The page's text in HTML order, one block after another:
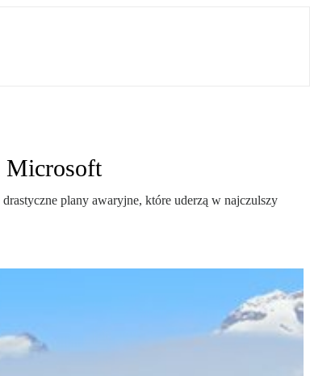
Microsoft
plany awaryjne, które uderzą w najczulszy